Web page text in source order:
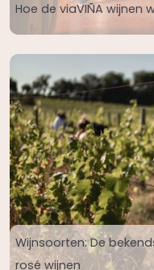
Hoe de viaVIÑA wijnen
Wijnsoorten: De
rosé wijnen